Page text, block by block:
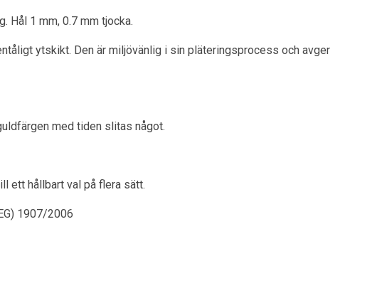
Hål 1 mm, 0.7 mm tjocka.
ytskikt. Den är miljövänlig i sin pläteringsprocess och avger
med tiden slitas något.
ett hållbart val på flera sätt.
1907/2006